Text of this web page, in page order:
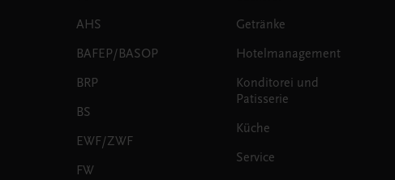
AHS
BAFEP/BASOP
BRP
BS
EWF/ZWF
FW
Getränke
Hotelmanagement
Konditorei und
Patisserie
Küche
Service